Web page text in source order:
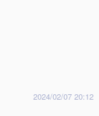
2024/02/07 20:12